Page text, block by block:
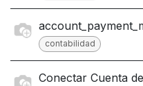
contabilidad
Conectar Cuenta